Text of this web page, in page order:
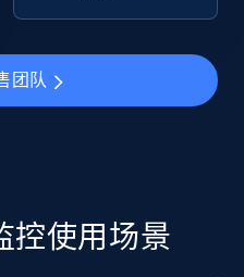
Currency, Initial
percent, and more.
团队
控使用场景